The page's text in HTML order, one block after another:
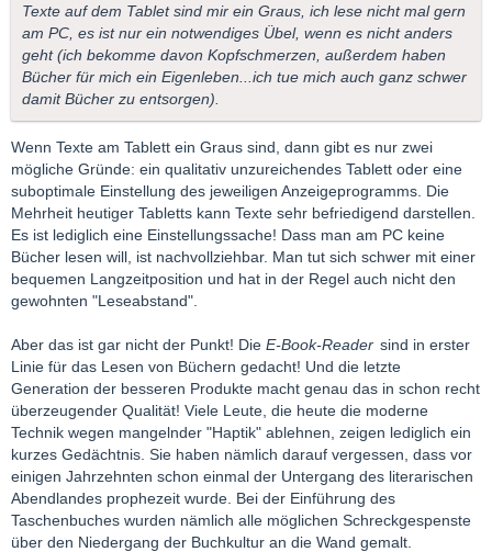
Texte auf dem Tablet sind mir ein Graus, ich lese nicht mal gern
am PC, es ist nur ein notwendiges Übel, wenn es nicht anders
geht (ich bekomme davon Kopfschmerzen, außerdem haben
Bücher für mich ein Eigenleben...ich tue mich auch ganz schwer
damit Bücher zu entsorgen).
Wenn Texte am Tablett ein Graus sind, dann gibt es nur zwei
mögliche Gründe: ein qualitativ unzureichendes Tablett oder eine
suboptimale Einstellung des jeweiligen Anzeigeprogramms. Die
Mehrheit heutiger Tabletts kann Texte sehr befriedigend darstellen.
Es ist lediglich eine Einstellungssache! Dass man am PC keine
Bücher lesen will, ist nachvollziehbar. Man tut sich schwer mit einer
bequemen Langzeitposition und hat in der Regel auch nicht den
gewohnten "Leseabstand".
Aber das ist gar nicht der Punkt! Die E-Book-Reader sind in erster
Linie für das Lesen von Büchern gedacht! Und die letzte
Generation der besseren Produkte macht genau das in schon recht
überzeugender Qualität! Viele Leute, die heute die moderne
Technik wegen mangelnder "Haptik" ablehnen, zeigen lediglich ein
kurzes Gedächtnis. Sie haben nämlich darauf vergessen, dass vor
einigen Jahrzehnten schon einmal der Untergang des literarischen
Abendlandes prophezeit wurde. Bei der Einführung des
Taschenbuches wurden nämlich alle möglichen Schreckgespenste
über den Niedergang der Buchkultur an die Wand gemalt.